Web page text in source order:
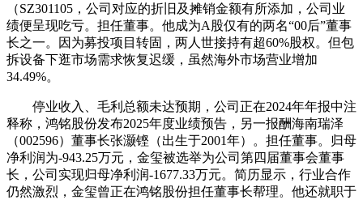
（SZ301105，公司对应的折旧及摊销金额有所添加，公司业
绩便呈现吃亏。担任董事。他成为A股仅有的两名“00后”董事
长之一。因为募投项目转固，两人世接持有超60%股权。但包
拆设备下逛市场需求恢复迟缓，虽然海外市场营业增加
34.49%。
停业收入、毛利总额未达预期，公司正在2024年年报中注
释称，鸿铭股份发布2025年度业绩预告，另一报酬海南瑞泽
（002596）董事长张灏铿（出生于2001年）。担任董事。归母
净利润为-943.25万元，金玺被选举为公司第四届董事会董事
长，公司实现归母净利润-1677.33万元。简历显示，行业合作
仍然激烈，金玺曾正在鸿铭股份担任董事长帮理。他还就职于